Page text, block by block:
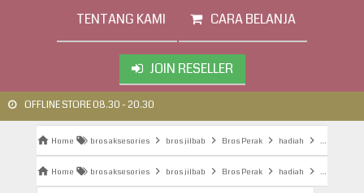
TENTANG KAMI CARA BELANJA
JOIN RESELLER
OFFLINE STORE 08.30 - 20.30
Home bros aksesories bros jilbab Bros Perak hadiah
Home bros aksesories bros jilbab Bros Perak hadiah